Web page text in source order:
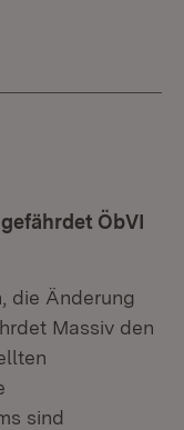
ÖbVI
die Änderung
Massiv den
sind